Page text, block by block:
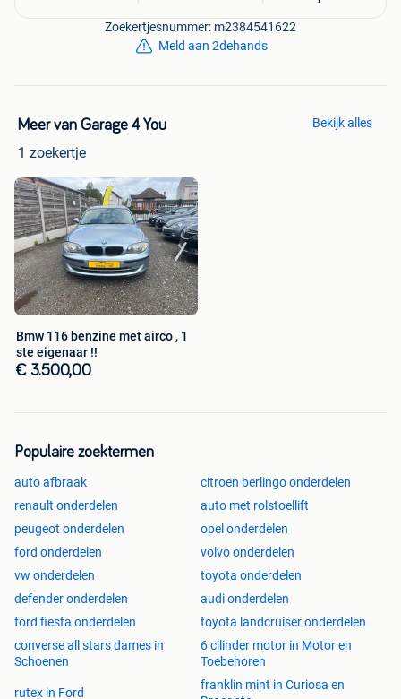
Zoekertjesnummer: m2384541622
Meld aan 2dehands
Meer van Garage 4 You
1 zoekertje
Bekijk alles
Bmw 116 benzine met airco , 1
ste eigenaar !!
€ 3.500,00
Populaire zoektermen
auto afbraak
citroen berlingo onderdelen
renault onderdelen
auto met rolstoellift
peugeot onderdelen
opel onderdelen
ford onderdelen
volvo onderdelen
vw onderdelen
toyota onderdelen
defender onderdelen
audi onderdelen
ford fiesta onderdelen
toyota landcruiser onderdelen
converse all stars dames in
Schoenen
6 cilinder motor in Motor en
Toebehoren
rutex in Ford
franklin mint in Curiosa en